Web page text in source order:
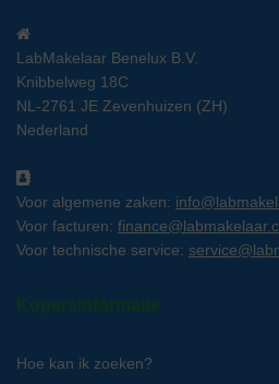
LabMakelaar Benelux B.V.
Knibbelweg 18C
NL-2761 JE Zevenhuizen (ZH)
Nederland
Voor algemene zaken:
Voor facturen:
Voor technische service:
Kopersinformatie
Hoe kan ik zoeken?